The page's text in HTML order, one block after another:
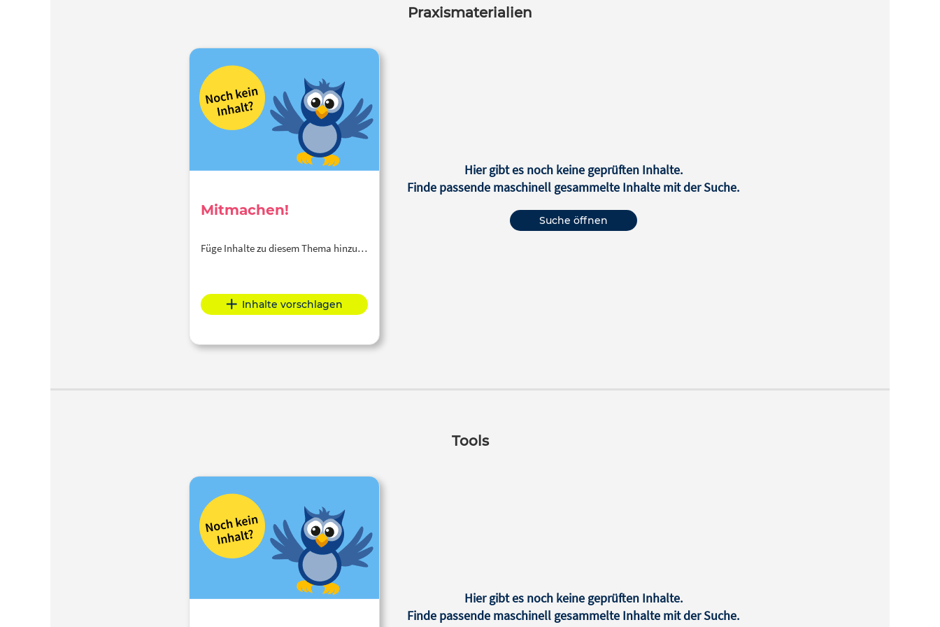
Praxismaterialien
Mitmachen!
Füge Inhalte zu diesem Thema hinzu…
Inhalte vorschlagen
Hier gibt es noch keine geprüften Inhalte.
Finde passende maschinell gesammelte Inhalte mit der Suche.
Suche öffnen
Tools
Hier gibt es noch keine geprüften Inhalte.
Finde passende maschinell gesammelte Inhalte mit der Suche.